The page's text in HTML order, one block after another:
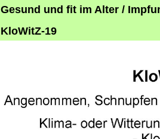
Gesund und fit im Alter /
KloWitZ-19